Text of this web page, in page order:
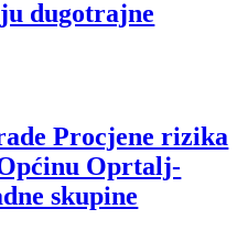
dugotrajne
Procjene rizika
Oprtalj-
skupine